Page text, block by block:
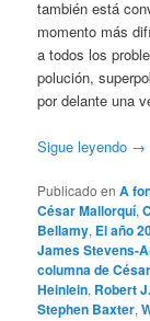
también está
momento más
a todos los
polución,
por delante una
Sigue leyendo →
Publicado en A
César Mallorquí,
Bellamy, El año
James Stevens-
columna de César
Heinlein, Robert
Stephen Baxter,